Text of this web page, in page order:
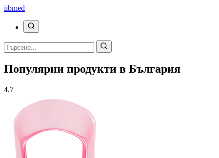
iibmed
Популярни продукти в България
4.7